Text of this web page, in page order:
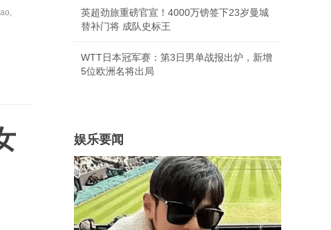
英超劲旅重磅官宣！4000万镑签下23岁曼城
替补门将 成队史标王
WTT日本冠军赛：第3日男单战报出炉，新增
5位欧洲名将出局
娱乐要闻